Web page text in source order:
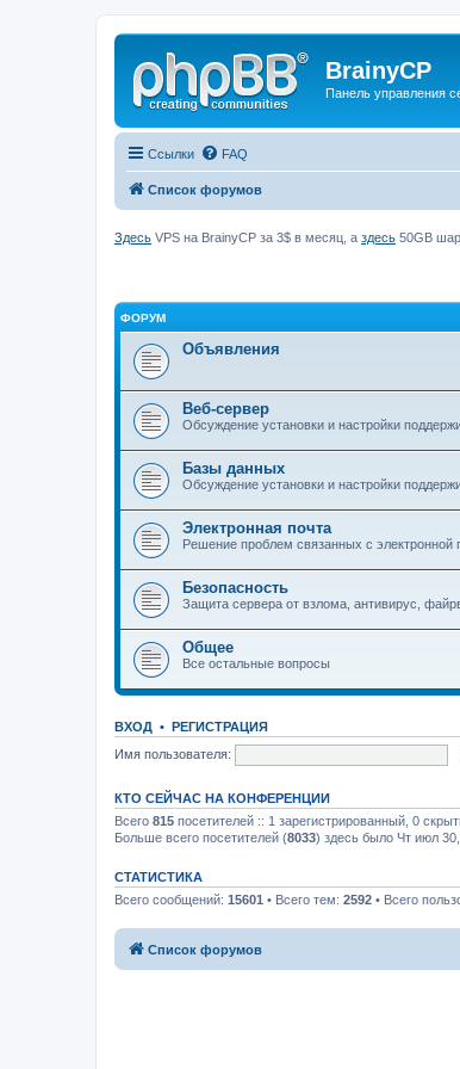
BrainyCP
Панель управления
Ссылки FAQ
Список форумов
Здесь VPS на BrainyCP за 3$ в месяц, а здесь 50GB
ФОРУМ
Объявления
Веб-сервер
Обсуждение установки и настройки
Базы данных
Обсуждение установки и настройки
Электронная почта
Решение проблем связанных с электронной
Безопасность
Защита сервера от взлома, антивирус,
Общее
Все остальные вопросы
ВХОД • РЕГИСТРАЦИЯ
Имя пользователя:
КТО СЕЙЧАС НА КОНФЕРЕНЦИИ
Всего 815 посетителей :: 1 зарегистрированный, 0
Больше всего посетителей (8033) здесь было Чт июл
СТАТИСТИКА
Всего сообщений: 15601 • Всего тем: 2592 • Всего
Список форумов